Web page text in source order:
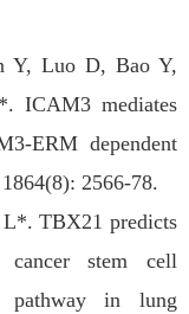
Y, Luo D, Bao Y,
ICAM3 mediates
ERM dependent
2566-78.
L*. TBX21 predicts
stem cell
pathway in lung